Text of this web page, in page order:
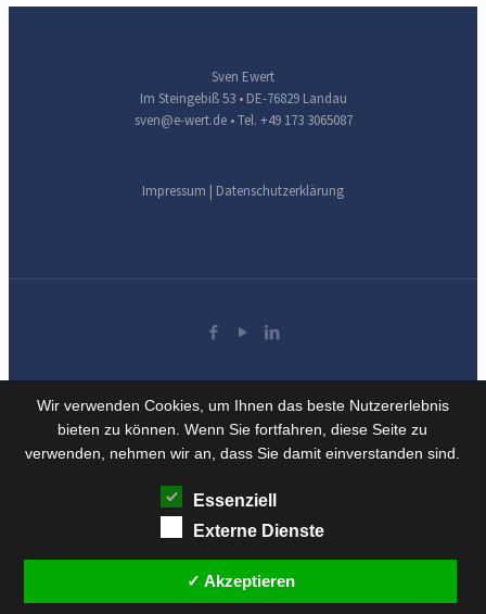
Sven Ewert
Im Steingebiß 53 • DE-76829 Landau
sven@e-wert.de• Tel. +49 173 3065087
Impressum | Datenschutzerklärung
Wir verwenden Cookies, um Ihnen das beste Nutzererlebnis
bieten zu können. Wenn Sie fortfahren, diese Seite zu
verwenden, nehmen wir an, dass Sie damit einverstanden sind.
Essenziell
Externe Dienste
✓ Akzeptieren